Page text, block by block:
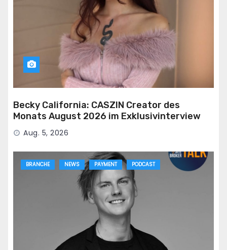
Becky California: CASZIN Creator des
Monats August 2026 im Exklusivinterview
Aug. 5, 2026
BRANCHE NEWS PAYMENT PODCAST